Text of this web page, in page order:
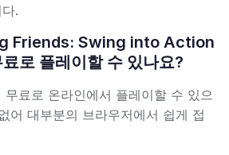
.
Friends: Swing into Action
로 플레이할 수 있나요?
료로 온라인에서 플레이할 수 있으
어 대부분의 브라우저에서 쉽게 접